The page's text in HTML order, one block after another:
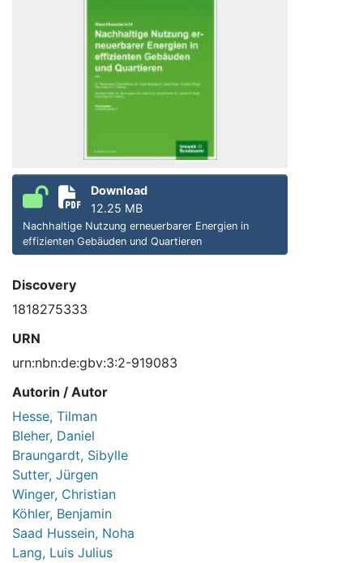
Download
12.25 MB
Nachhaltige Nutzung erneuerbarer Energien in
effizienten Gebäuden und Quartieren
Discovery
1818275333
URN
urn:nbn:de:gbv:3:2-919083
Autorin / Autor
Hesse, Tilman
Bleher, Daniel
Braungardt, Sibylle
Sutter, Jürgen
Winger, Christian
Köhler, Benjamin
Saad Hussein, Noha
Lang, Luis Julius